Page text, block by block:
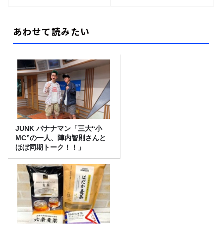
あわせて読みたい
JUNK バナナマン「三大“小
MC”の一人、陣内智則さんと
ほぼ同期トーク！！」